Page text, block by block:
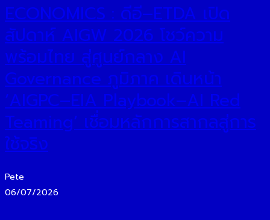
ECONOMICS : ดีอี–ETDA เปิด
สัปดาห์ AIGW 2026 โชว์ความ
พร้อมไทย สู่ศูนย์กลาง AI
Governance ภูมิภาค เดินหน้า
‘AIGPC–EIA Playbook–AI Red
Teaming’ เชื่อมหลักการสากลสู่การ
ใช้จริง
Pete
06/07/2026